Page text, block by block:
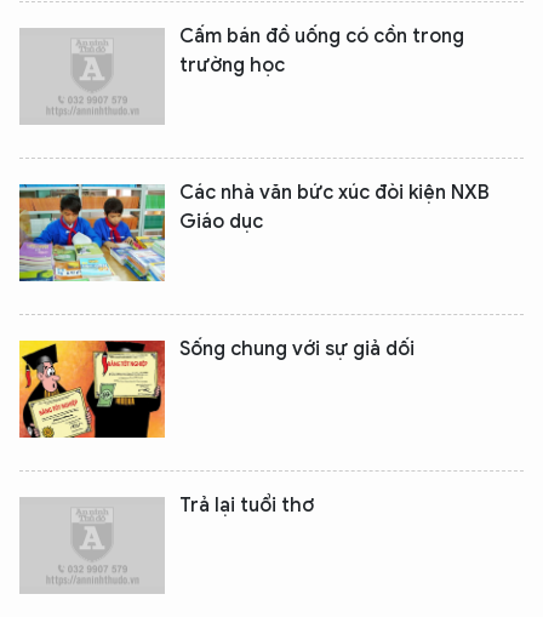
Cấm bán đồ uống có cồn trong
trường học
Các nhà văn bức xúc đòi kiện NXB
Giáo dục
Sống chung với sự giả dối
Trả lại tuổi thơ